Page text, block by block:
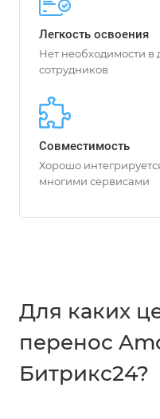
Легкость освоения
Нет необходимости в
сотрудников
Совместимость
Хорошо
многими сервисами
Для каких
перенос
Битрикс24?